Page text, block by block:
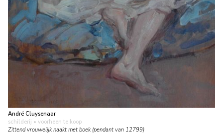
André Cluysenaar
schilderij • voorheen te koop
Zittend vrouwelijk naakt met boek (pendant van 12799)